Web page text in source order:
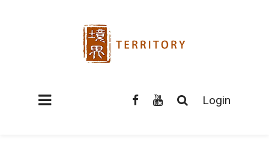
Login